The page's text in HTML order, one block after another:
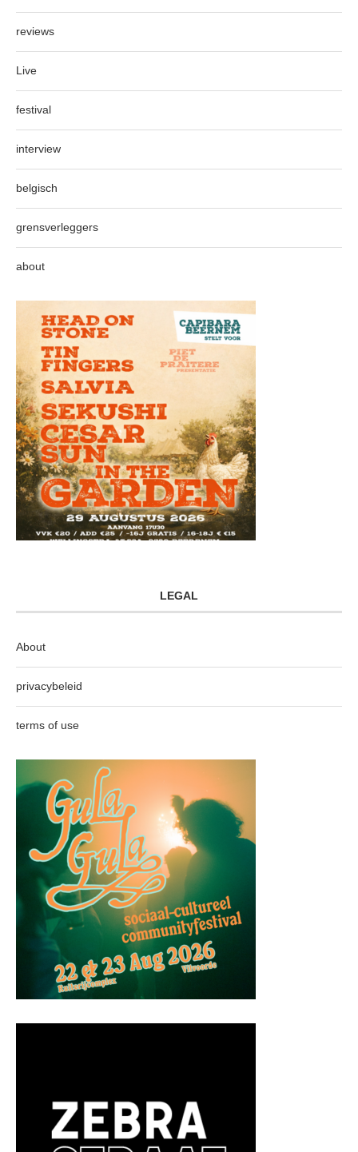
reviews
Live
festival
interview
belgisch
grensverleggers
about
LEGAL
About
privacybeleid
terms of use